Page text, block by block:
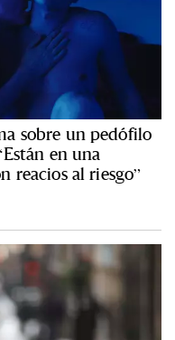
sobre un pedófilo
en una
reacios al riesgo”